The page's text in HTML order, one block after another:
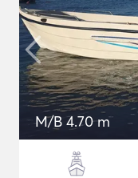
M/B 4.70 m